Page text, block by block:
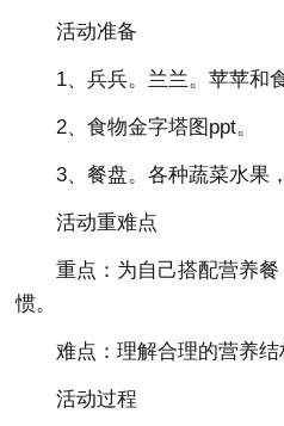
活动准备
1、兵兵。兰兰。苹苹和
2、食物金字塔图ppt。
3、餐盘。各种蔬菜水果
活动重难点
重点：为自己搭配营养
惯。
难点：理解合理的营养结
活动过程